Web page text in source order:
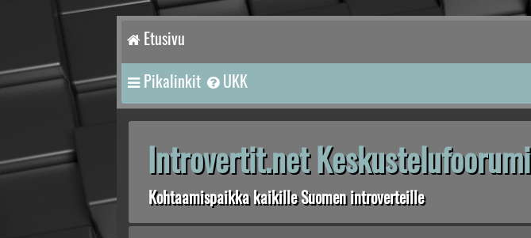
Etusivu
Pikalinkit UKK
Introvertit.net Keskustelufoorumi
Kohtaamispaikka kaikille Suomen introverteille